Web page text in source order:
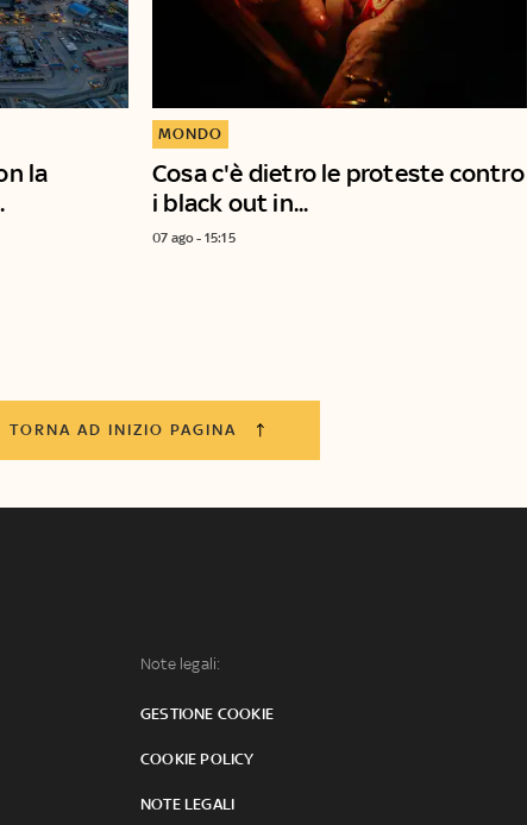
la
Cosa c'è dietro le proteste contro
i black out in...
MONDO
07 ago - 15:15
TORNA AD INIZIO PAGINA
Note legali:
GESTIONE COOKIE
COOKIE POLICY
NOTE LEGALI